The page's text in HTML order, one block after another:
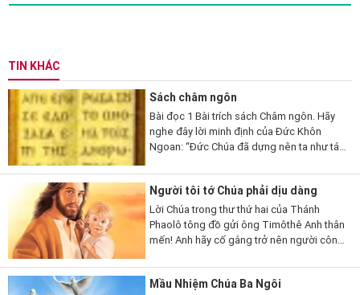
TIN KHÁC
Sách châm ngôn
Bài đọc 1 Bài trích sách Châm ngôn. Hãy
nghe đây lời minh định của Đức Khôn
Ngoan: “Đức Chúa đã dựng nên ta như tác
trình của Người từ thời xa...
Người tôi tớ Chúa phải dịu dàng
Lời Chúa trong thư thứ hai của Thánh
Phaolô tông đồ gửi ông Timôthê Anh thân
mến! Anh hãy cố gắng trở nên người công
thuận hòa cùng những ai kêu...
Mầu Nhiệm Chúa Ba Ngôi